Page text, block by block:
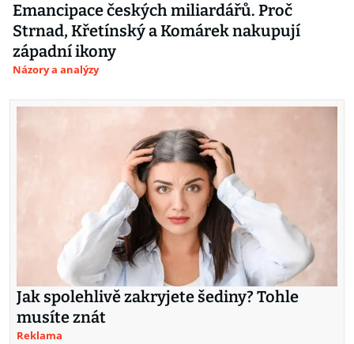
Emancipace českých miliardářů. Proč
Strnad, Křetínský a Komárek nakupují
západní ikony
Názory a analýzy
Jak spolehlivě zakryjete šediny? Tohle
musíte znát
Reklama